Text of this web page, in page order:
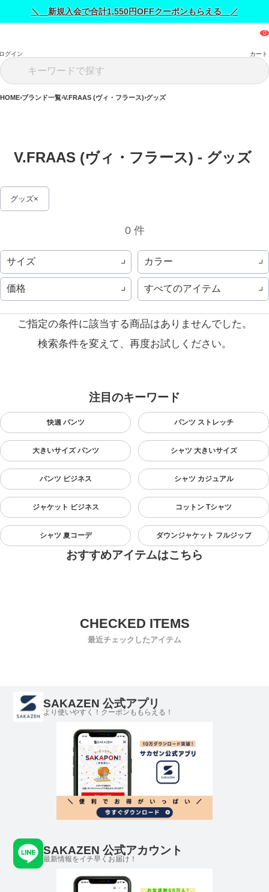
＼ 新規入会で合計1,550円OFFクーポンもらえる ／
グイン カート
HOME ブランド一覧 V.FRAAS (ヴィ・フラース) グッズ
V.FRAAS (ヴィ・フラース) - グッズ
グッズ
0 件
サイズ カラー
価格 すべてのアイテム
ご指定の条件に該当する商品はありませんでした。
検索条件を変えて、再度お試しください。
注目のキーワード
快適 パンツ パンツ ストレッチ
大きいサイズ パンツ シャツ 大きいサイズ
パンツ ビジネス シャツ カジュアル
ジャケット ビジネス コットン Tシャツ
シャツ 夏コーデ ダウンジャケット フルジップ
おすすめアイテムはこちら
最近チェックしたアイテム
SAKAZEN 公式アプリ
より使いやすく！クーポンももらえる！
SAKAZEN 公式アカウント
最新情報をイチ早くお届け！